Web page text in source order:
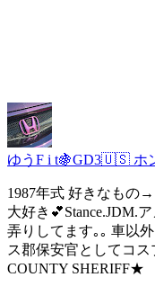
ゆうF i t🍇GD3🇺🇸 ホ
1987年式 好きなもの
大好き💕Stance.JDM.
弄りしてます｡｡ 車以
ス郡保安官としてコ
COUNTY SHERIFF★